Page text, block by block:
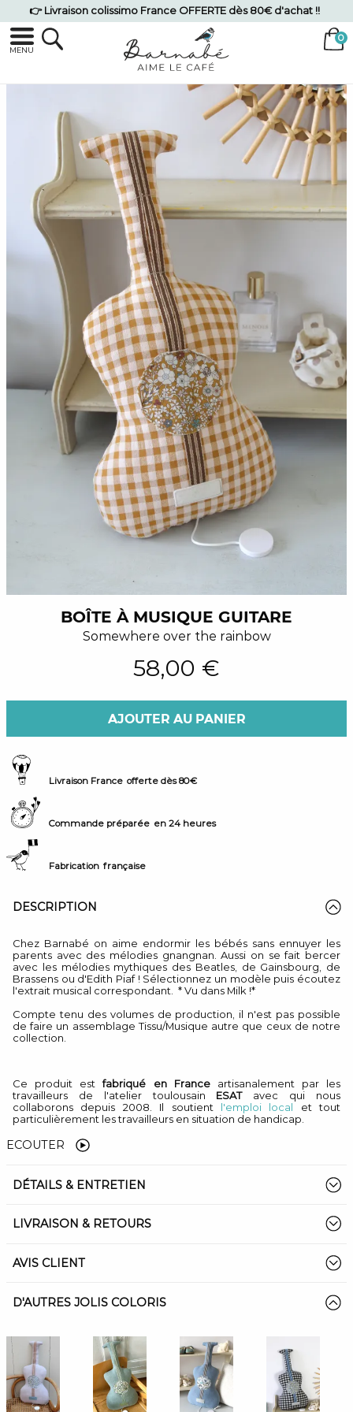
👉 Livraison colissimo France OFFERTE dès 80€ d'achat !!
MENU
BOÎTE À MUSIQUE GUITARE
Somewhere over the rainbow
58,00 €
AJOUTER AU PANIER
Livraison France offerte dès 80€
Commande préparée en 24 heures
Fabrication française
DESCRIPTION
Chez Barnabé on aime endormir les bébés sans ennuyer les
parents avec des mélodies gnangnan. Aussi on se fait bercer
avec les mélodies mythiques des Beatles, de Gainsbourg, de
Brassens ou d'Edith Piaf ! Sélectionnez un modèle puis écoutez
l'extrait musical correspondant. * Vu dans Milk !*
Compte tenu des volumes de production, il n'est pas possible
de faire un assemblage Tissu/Musique autre que ceux de notre
collection.
Ce produit estfabriqué en France artisanalement par les
travailleurs de l'atelier toulousain ESATavec qui nous
collaborons depuis 2008. Il soutient l'emploi local et tout
particulièrement les travailleurs en situation de handicap.
ECOUTER
DÉTAILS & ENTRETIEN
LIVRAISON & RETOURS
AVIS CLIENT
D'AUTRES JOLIS COLORIS